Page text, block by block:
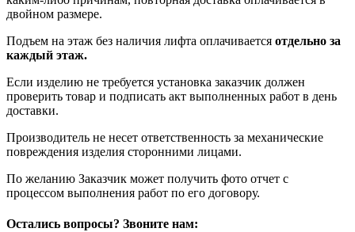
двойном размере.
Подъем на этаж без наличия лифта оплачивается отдельно за
каждый этаж.
Если изделию не требуется установка заказчик должен
проверить товар и подписать акт выполненных работ в день
доставки.
Производитель не несет ответственность за механические
повреждения изделия сторонними лицами.
По желанию Заказчик может получить фото отчет с
процессом выполнения работ по его договору.
Остались вопросы? Звоните нам: